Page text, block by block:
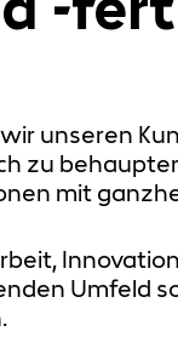
unseren
zu
mit
Umfeld